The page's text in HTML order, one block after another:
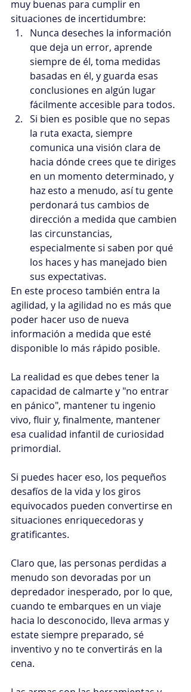
muy buenas para cumplir en
situaciones de incertidumbre:
Nunca deseches la información
que deja un error, aprende
siempre de él, toma medidas
basadas en él, y guarda esas
conclusiones en algún lugar
fácilmente accesible para todos.
Si bien es posible que no sepas
la ruta exacta, siempre
comunica una visión clara de
hacia dónde crees que te diriges
en un momento determinado, y
haz esto a menudo, así tu gente
perdonará tus cambios de
dirección a medida que cambien
las circunstancias,
especialmente si saben por qué
los haces y has manejado bien
sus expectativas.
En este proceso también entra la
agilidad, y la agilidad no es más que
poder hacer uso de nueva
información a medida que esté
disponible lo más rápido posible.
La realidad es que debes tener la
capacidad de calmarte y "no entrar
en pánico", mantener tu ingenio
vivo, fluir y, finalmente, mantener
esa cualidad infantil de curiosidad
primordial.
Si puedes hacer eso, los pequeños
desafíos de la vida y los giros
equivocados pueden convertirse en
situaciones enriquecedoras y
gratificantes.
Claro que, las personas perdidas a
menudo son devoradas por un
depredador inesperado, por lo que,
cuando te embarques en un viaje
hacia lo desconocido, lleva armas y
estate siempre preparado, sé
inventivo y no te convertirás en la
cena.